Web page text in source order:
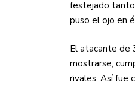
festejado tanto
puso el ojo en
El atacante de
mostrarse,
rivales. Así fue